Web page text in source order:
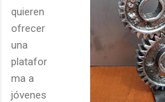
quieren
ofrecer
una
platafor
ma a
jóvenes